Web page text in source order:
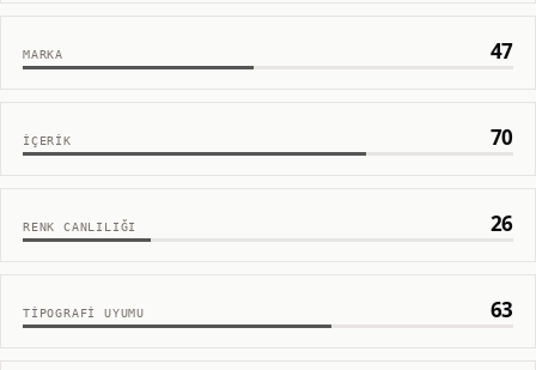
MARKA 47
İÇERIK 70
RENK CANLILIĞI 26
TIPOGRAFI UYUMU 63